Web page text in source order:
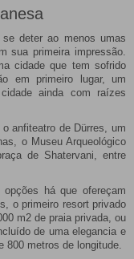
deter ao menos umas
sua primeira impressão.
cidade que tem sofrido
em primeiro lugar, um
ainda com raízes
anfiteatro de Dürres, um
o Museu Arqueológico
de Shatervani, entre
há que ofereçam
o primeiro resort privado
m2 de praia privada, ou
de uma elegancia e
800 metros de longitude.